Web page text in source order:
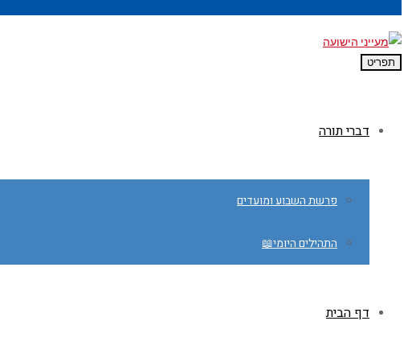
תפריט
דברי תורה
פרשת השבוע ומועדים
התהילים היומי📖
דף הבית